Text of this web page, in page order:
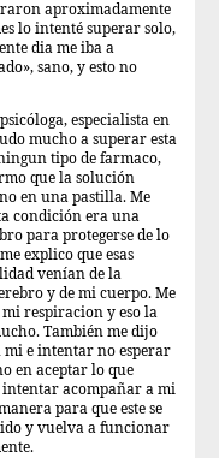
aproximadamente
lo intenté superar solo,
dia me iba a
sano, y esto no
especialista en
mucho a superar esta
tipo de farmaco,
que la solución
en una pastilla. Me
condición era una
para protegerse de lo
explico que esas
venían de la
y de mi cuerpo. Me
respiracion y eso la
También me dijo
mi e intentar no esperar
en aceptar lo que
intentar acompañar a mi
para que este se
y vuelva a funcionar